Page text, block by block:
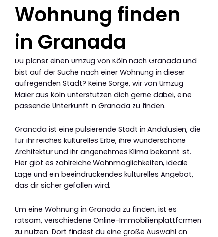
Wohnung finden
in Granada
Du planst einen Umzug von Köln nach Granada und
bist auf der Suche nach einer Wohnung in dieser
aufregenden Stadt? Keine Sorge, wir von Umzug
Maier aus Köln unterstützen dich gerne dabei, eine
passende Unterkunft in Granada zu finden.
Granada ist eine pulsierende Stadt in Andalusien, die
für ihr reiches kulturelles Erbe, ihre wunderschöne
Architektur und ihr angenehmes Klima bekannt ist.
Hier gibt es zahlreiche Wohnmöglichkeiten, ideale
Lage und ein beeindruckendes kulturelles Angebot,
das dir sicher gefallen wird.
Um eine Wohnung in Granada zu finden, ist es
ratsam, verschiedene Online-Immobilienplattformen
zu nutzen. Dort findest du eine große Auswahl an